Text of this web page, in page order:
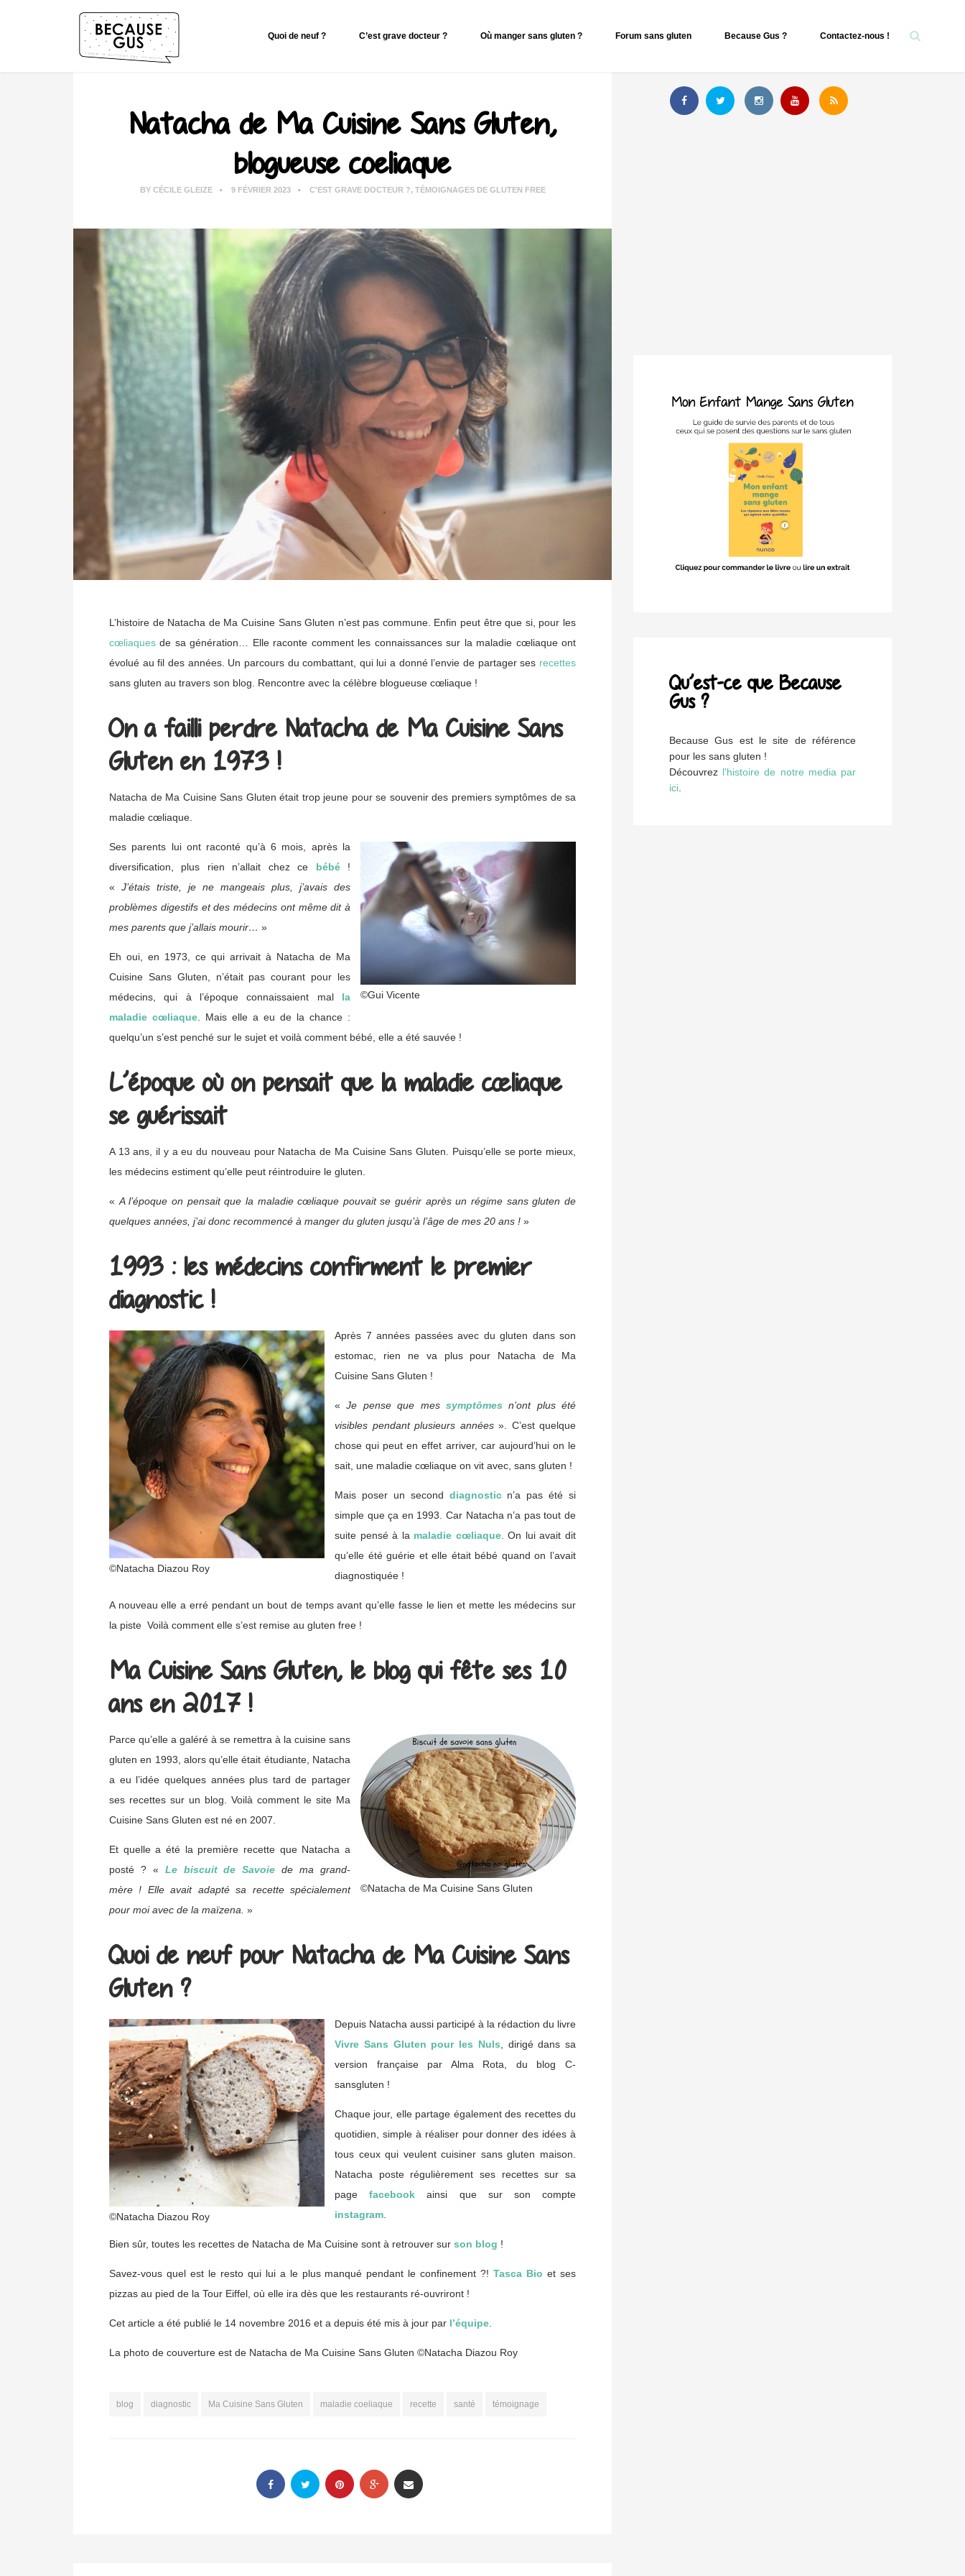
Quoi de neuf ? C’est grave docteur ? Où manger sans gluten ? Forum sans gluten Because Gus ? Contactez-nous !
Natacha de Ma Cuisine Sans Gluten,
blogueuse coeliaque
BY CÉCILE GLEIZE 9 FÉVRIER 2023 C'EST GRAVE DOCTEUR ?, TÉMOIGNAGES DE GLUTEN FREE
L’histoire de Natacha de Ma Cuisine Sans Gluten n’est pas commune. Enfin peut être que si, pour les
cœliaques de sa génération… Elle raconte comment les connaissances sur la maladie cœliaque ont
évolué au fil des années. Un parcours du combattant, qui lui a donné l’envie de partager ses recettes
sans gluten au travers son blog. Rencontre avec la célèbre blogueuse cœliaque !
On a failli perdre Natacha de Ma Cuisine Sans
Gluten en 1973 !
Natacha de Ma Cuisine Sans Gluten était trop jeune pour se souvenir des premiers symptômes de sa
maladie cœliaque.
©Gui Vicente
Ses parents lui ont raconté qu’à 6 mois, après la
diversification, plus rien n’allait chez ce bébé!
« J’étais triste, je ne mangeais plus, j’avais des
problèmes digestifs et des médecins ont même dit à
mes parents que j’allais mourir… »
Eh oui, en 1973, ce qui arrivait à Natacha de Ma
Cuisine Sans Gluten, n’était pas courant pour les
médecins, qui à l’époque connaissaient mal la
maladie cœliaque. Mais elle a eu de la chance :
quelqu’un s’est penché sur le sujet et voilà comment bébé, elle a été sauvée !
L’époque où on pensait que la maladie cœliaque
se guérissait
A 13 ans, il y a eu du nouveau pour Natacha de Ma Cuisine Sans Gluten. Puisqu’elle se porte mieux,
les médecins estiment qu’elle peut réintroduire le gluten.
«A l’époque on pensait que la maladie cœliaque pouvait se guérir après un régime sans gluten de
quelques années, j’ai donc recommencé à manger du gluten jusqu’à l’âge de mes 20 ans ! »
1993 : les médecins confirment le premier
diagnostic !
©Natacha Diazou Roy
Après 7 années passées avec du gluten dans son
estomac, rien ne va plus pour Natacha de Ma
Cuisine Sans Gluten !
« Je pense que mes symptômesn’ont plus été
visibles pendant plusieurs années». C’est quelque
chose qui peut en effet arriver, car aujourd’hui on le
sait, une maladie cœliaque on vit avec, sans gluten !
Mais poser un second diagnosticn’a pas été si
simple que ça en 1993. Car Natacha n’a pas tout de
suite pensé à la maladie cœliaque. On lui avait dit
qu’elle été guérie et elle était bébé quand on l’avait
diagnostiquée !
A nouveau elle a erré pendant un bout de temps avant qu’elle fasse le lien et mette les médecins sur
la piste Voilà comment elle s’est remise au gluten free !
Ma Cuisine Sans Gluten, le blog qui fête ses 10
ans en 2017 !
©Natacha de Ma Cuisine Sans Gluten
Parce qu’elle a galéré à se remettra à la cuisine sans
gluten en 1993, alors qu’elle était étudiante, Natacha
a eu l’idée quelques années plus tard de partager
ses recettes sur un blog. Voilà comment le site Ma
Cuisine Sans Gluten est né en 2007.
Et quelle a été la première recette que Natacha a
posté ? « Le biscuit de Savoie de ma grand-
mère ! Elle avait adapté sa recette spécialement
pour moi avec de la maïzena. »
Quoi de neuf pour Natacha de Ma Cuisine Sans
Gluten ?
©Natacha Diazou Roy
Depuis Natacha aussi participé à la rédaction du livre
Vivre Sans Gluten pour les Nuls, dirigé dans sa
version française par Alma Rota, du blog C-
sansgluten !
Chaque jour, elle partage également des recettes du
quotidien, simple à réaliser pour donner des idées à
tous ceux qui veulent cuisiner sans gluten maison.
Natacha poste régulièrement ses recettes sur sa
pagefacebook ainsi que sur son compte
instagram.
Bien sûr, toutes les recettes de Natacha de Ma Cuisine sont à retrouver sur son blog !
Savez-vous quel est le resto qui lui a le plus manqué pendant le confinement ?!Tasca Bio et ses
pizzas au pied de la Tour Eiffel, où elle ira dès que les restaurants ré-ouvriront !
Cet article a été publié le 14 novembre 2016 et a depuis été mis à jour par l’équipe.
La photo de couverture est de Natacha de Ma Cuisine Sans Gluten ©Natacha Diazou Roy
blog diagnostic Ma Cuisine Sans Gluten maladie coeliaque recette santé témoignage
Qu’est-ce que Because
Gus ?
Because Gus est le site de référence
pour les sans gluten !
Découvrez l'histoire de notre media par
ici